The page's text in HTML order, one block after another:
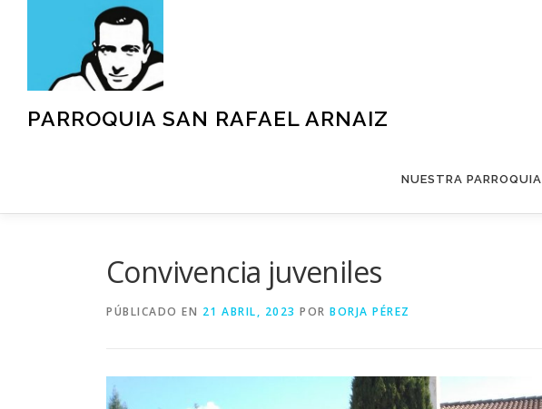
PARROQUIA SAN RAFAEL ARNAIZ
NUESTRA PARROQUIA
Convivencia juveniles
PÚBLICADO EN 21 ABRIL, 2023 POR BORJA PÉREZ